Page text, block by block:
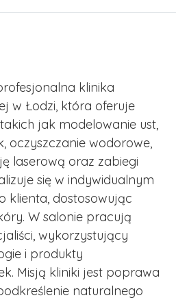
klinika
w Łodzi, która oferuje
jak modelowanie ust,
oczyszczanie wodorowe,
laserową oraz zabiegi
się w indywidualnym
klienta, dostosowując
W salonie pracują
wykorzystujący
i produkty
Misją kliniki jest poprawa
naturalnego